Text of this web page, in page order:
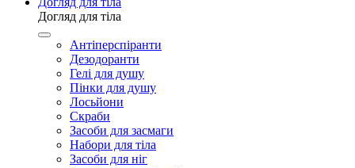
Догляд для тіла
Антіперспіранти
Дезодоранти
Гелі для душу
Пінки для душу
Лосьйони
Скраби
Засоби для засмаги
Набори для тіла
Засоби для ніг